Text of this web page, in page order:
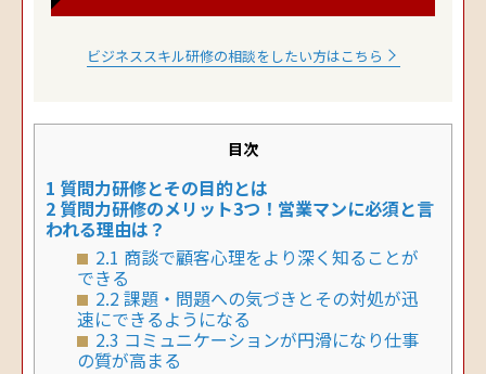
ビジネススキル研修の相談をしたい方はこちら
目次
1 質問力研修とその目的とは
2 質問力研修のメリット3つ！営業マンに必須と言
われる理由は？
2.1 商談で顧客心理をより深く知ることが
できる
2.2課題・問題への気づきとその対処が迅
速にできるようになる
2.3 コミュニケーションが円滑になり仕事
の質が高まる